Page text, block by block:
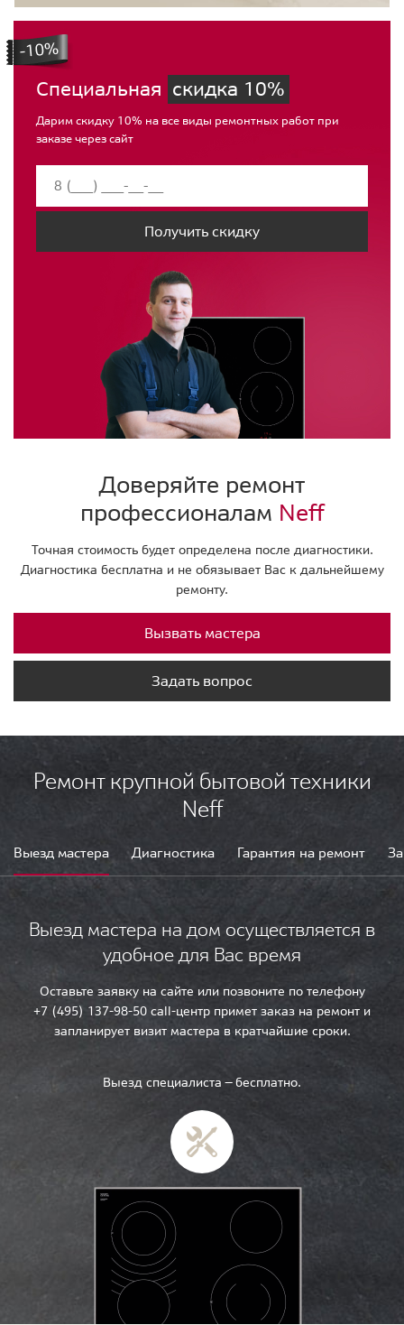
Специальная скидка 10%
Дарим скидку 10% на все виды ремонтных работ при
заказе через сайт
Получить скидку
Доверяйте ремонт
профессионалам Neff
Точная стоимость будет определена после диагностики.
Диагностика бесплатна и не обязывает Вас к дальнейшему
ремонту.
Вызвать мастера
Задать вопрос
Ремонт крупной бытовой техники
Neff
Выезд мастера Диагностика Гарантия на ремонт
Выезд мастера на дом осуществляется в
удобное для Вас время
Оставьте заявку на сайте или позвоните по телефону
+7 (495) 137-98-50 call-центр примет заказ на ремонт и
запланирует визит мастера в кратчайшие сроки.
Выезд специалиста — бесплатно.